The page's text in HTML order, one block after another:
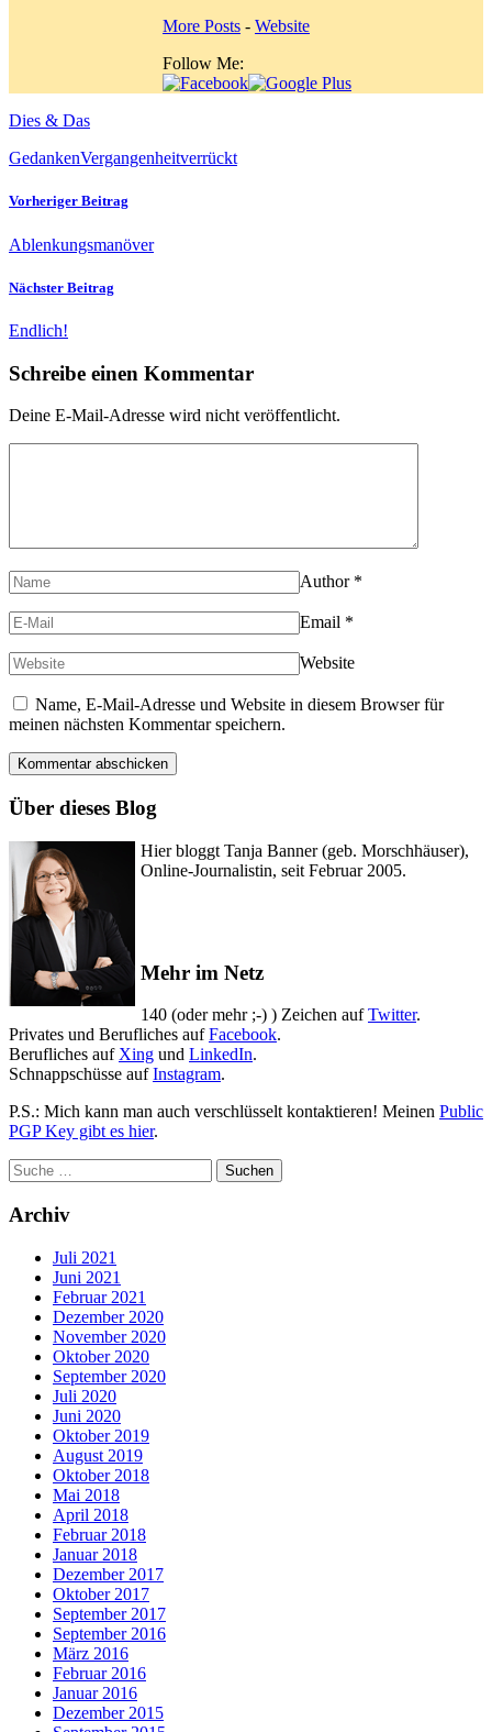
More Posts - Website
Follow Me:
Dies & Das
GedankenVergangenheitverrückt
Vorheriger Beitrag
Ablenkungsmanöver
Nächster Beitrag
Endlich!
Schreibe einen Kommentar
Deine E-Mail-Adresse wird nicht veröffentlicht.
Author *
Email *
Website
Name, E-Mail-Adresse und Website in diesem Browser für
meinen nächsten Kommentar speichern.
Über dieses Blog
Hier bloggt Tanja Banner (geb. Morschhäuser),
Online-Journalistin, seit Februar 2005.
Mehr im Netz
140 (oder mehr ;-) ) Zeichen aufTwitter.
Privates und Berufliches aufFacebook.
Berufliches auf Xing und LinkedIn.
Schnappschüsse aufInstagram.
P.S.: Mich kann man auch verschlüsselt kontaktieren! Meinen Public
PGP Key gibt es hier.
Archiv
Juli 2021
Juni 2021
Februar 2021
Dezember 2020
November 2020
Oktober 2020
September 2020
Juli 2020
Juni 2020
Oktober 2019
August 2019
Oktober 2018
Mai 2018
April 2018
Februar 2018
Januar 2018
Dezember 2017
Oktober 2017
September 2017
September 2016
März 2016
Februar 2016
Januar 2016
Dezember 2015